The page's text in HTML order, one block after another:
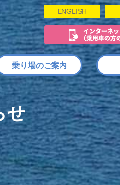
ENGLISH
乗り場のご案内
せ